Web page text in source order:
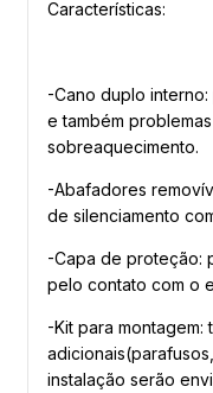
Características:
-Cano duplo
e também
sobreaquecimento.
-Abafadores
de silenciamento
-Capa de proteção:
pelo contato com o
-Kit para montagem:
instalação serão